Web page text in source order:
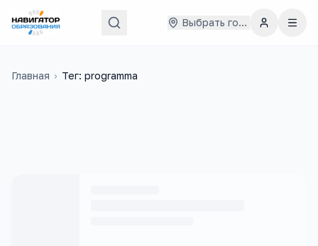
Выбрать город
Главная › Тег: programma